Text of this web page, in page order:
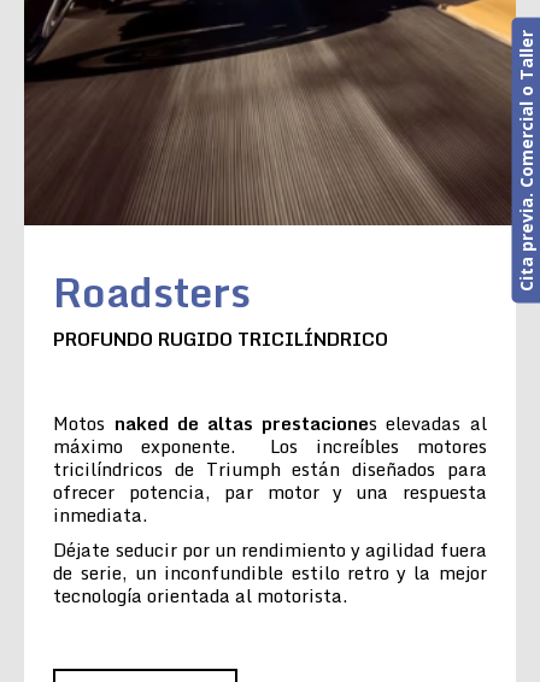
Roadsters
PROFUNDO RUGIDO TRICILÍNDRICO
Motos naked de altas prestaciones elevadas al
máximo exponente. Los increíbles motores
tricilíndricos de Triumph están diseñados para
ofrecer potencia, par motor y una respuesta
inmediata.
Déjate seducir por un rendimiento y agilidad fuera
de serie, un inconfundible estilo retro y la mejor
tecnología orientada al motorista.
Cita previa. Comercial o Taller